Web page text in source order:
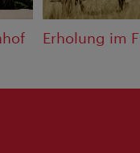
Erholung im